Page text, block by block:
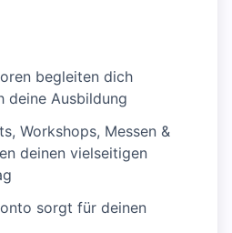
begleiten dich
deine Ausbildung
Workshops, Messen &
deinen vielseitigen
sorgt für deinen